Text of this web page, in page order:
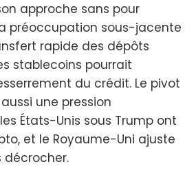
approche sans pour
préoccupation sous-jacente
rapide des dépôts
stablecoins pourrait
du crédit. Le pivot
une pression
États-Unis sous Trump ont
et le Royaume-Uni ajuste
décrocher.